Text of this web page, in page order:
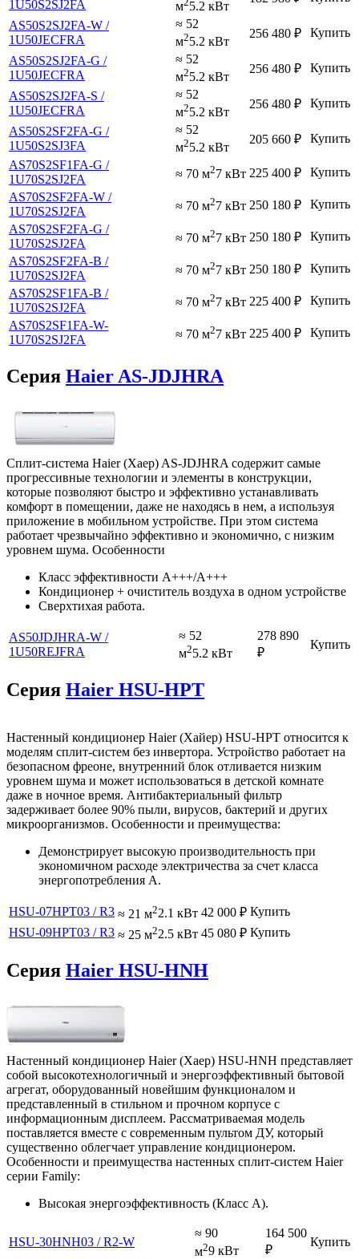
1U50S2SJ2FA м 5.2 кВт
AS50S2SJ2FA-W /
1U50JECFRA
≈ 52
м25.2 кВт
256 480 ₽ Купить
AS50S2SJ2FA-G /
1U50JECFRA
≈ 52
м25.2 кВт
256 480 ₽ Купить
AS50S2SJ2FA-S /
1U50JECFRA
≈ 52
м25.2 кВт
256 480 ₽ Купить
AS50S2SF2FA-G /
1U50S2SJ3FA
≈ 52
м25.2 кВт
205 660 ₽
Купить
AS70S2SF1FA-G /
1U70S2SJ2FA
≈ 70 м27 кВт 225 400 ₽
Купить
AS70S2SF2FA-W /
1U70S2SJ2FA
≈ 70 м27 кВт 250 180 ₽
Купить
AS70S2SF2FA-G /
1U70S2SJ2FA
≈ 70 м27 кВт 250 180 ₽
Купить
AS70S2SF2FA-B /
1U70S2SJ2FA
≈ 70 м27 кВт 250 180 ₽
Купить
AS70S2SF1FA-B /
1U70S2SJ2FA
≈ 70 м27 кВт 225 400 ₽
Купить
AS70S2SF1FA-W-
1U70S2SJ2FA
≈ 70 м27 кВт 225 400 ₽ Купить
Серия Haier AS-JDJHRA
Сплит-система Haier (Хаер) AS-JDJHRA содержит самые
прогрессивные технологии и элементы в конструкции,
которые позволяют быстро и эффективно устанавливать
комфорт в помещении, даже не находясь в нем, а используя
приложение в мобильном устройстве. При этом система
работает чрезвычайно эффективно и экономично, с низким
уровнем шума. Особенности
Класс эффективности A+++/A+++
Кондиционер + очиститель воздуха в одном устройстве
Сверхтихая работа.
AS50JDJHRA-W /
1U50REJFRA
≈ 52
м25.2 кВт
278 890
₽
Купить
Серия Haier HSU-HPT
Настенный кондиционер Haier (Хайер) HSU-HPT относится к
моделям сплит-систем без инвертора. Устройство работает на
безопасном фреоне, внутренний блок отливается низким
уровнем шума и может использоваться в детской комнате
даже в ночное время. Антибактериальный фильтр
задерживает более 90% пыли, вирусов, бактерий и других
микроорганизмов. Особенности и преимущества:
Демонстрирует высокую производительность при
экономичном расходе электричества за счет класса
энергопотребления A.
HSU-07HPT03 / R3 ≈ 21 м22.1 кВт 42 000 ₽ Купить
HSU-09HPT03 / R3 ≈ 25 м22.5 кВт 45 080 ₽ Купить
Серия Haier HSU-HNH
Настенный кондиционер Haier (Хаер) HSU-HNH представляет
собой высокотехнологичный и энергоэффективный бытовой
агрегат, оборудованный новейшим функционалом и
представленный в стильном и прочном корпусе с
информационным дисплеем. Рассматриваемая модель
поставляется вместе с современным пультом ДУ, который
существенно облегчает управление кондиционером.
Особенности и преимущества настенных сплит-систем Haier
серии Family:
Высокая энергоэффективность (Класс А).
HSU-30HNH03 / R2-W
≈ 90
м29 кВт
164 500
₽
Купить